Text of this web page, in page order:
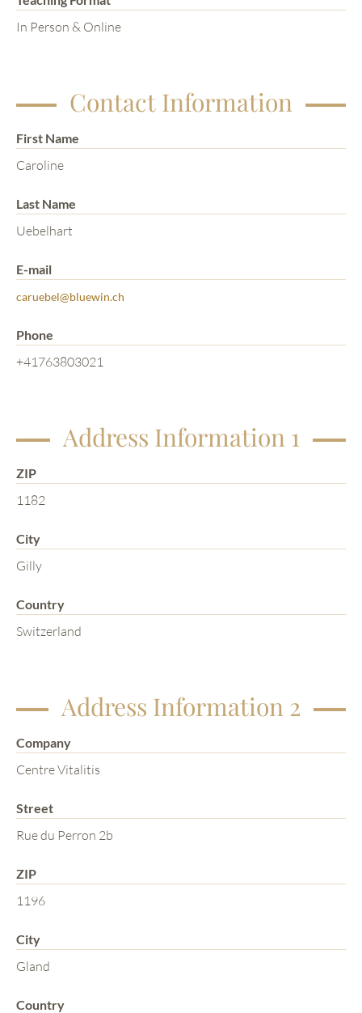
In Person & Online
Contact Information
First Name
Caroline
Last Name
Uebelhart
E-mail
caruebel@bluewin.ch
Phone
+41763803021
Address Information 1
ZIP
1182
City
Gilly
Country
Switzerland
Address Information 2
Company
Centre Vitalitis
Street
Rue du Perron 2b
ZIP
1196
City
Gland
Country